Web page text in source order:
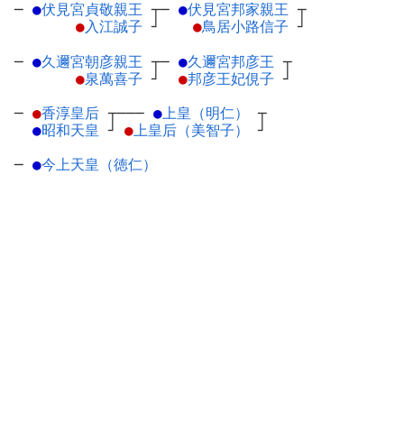
─ ●伏見宮貞敬親王 ┬
●入江誠子 ┘
─ ●伏見宮邦家親王 ┬
●鳥居小路信子 ┘
─ ●久邇宮朝彦親王 ┬
●泉萬喜子 ┘
─ ●久邇宮邦彦王 ┬
●邦彦王妃俔子 ┘
─ ●香淳皇后 ┬
●昭和天皇 ┘
─── ● 上皇（明仁）
┬
● 上皇后（美智子） ┘
─ ●今上天皇（徳仁）